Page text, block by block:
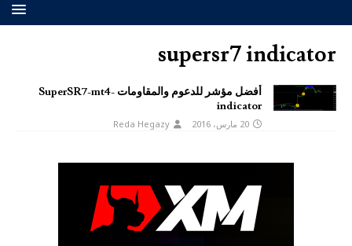
supersr7 indicator
أفضل مؤشر للدعوم والمقاومات SuperSR7-mt4-
indicator
20 مارس، 2016 Reda Hegazy